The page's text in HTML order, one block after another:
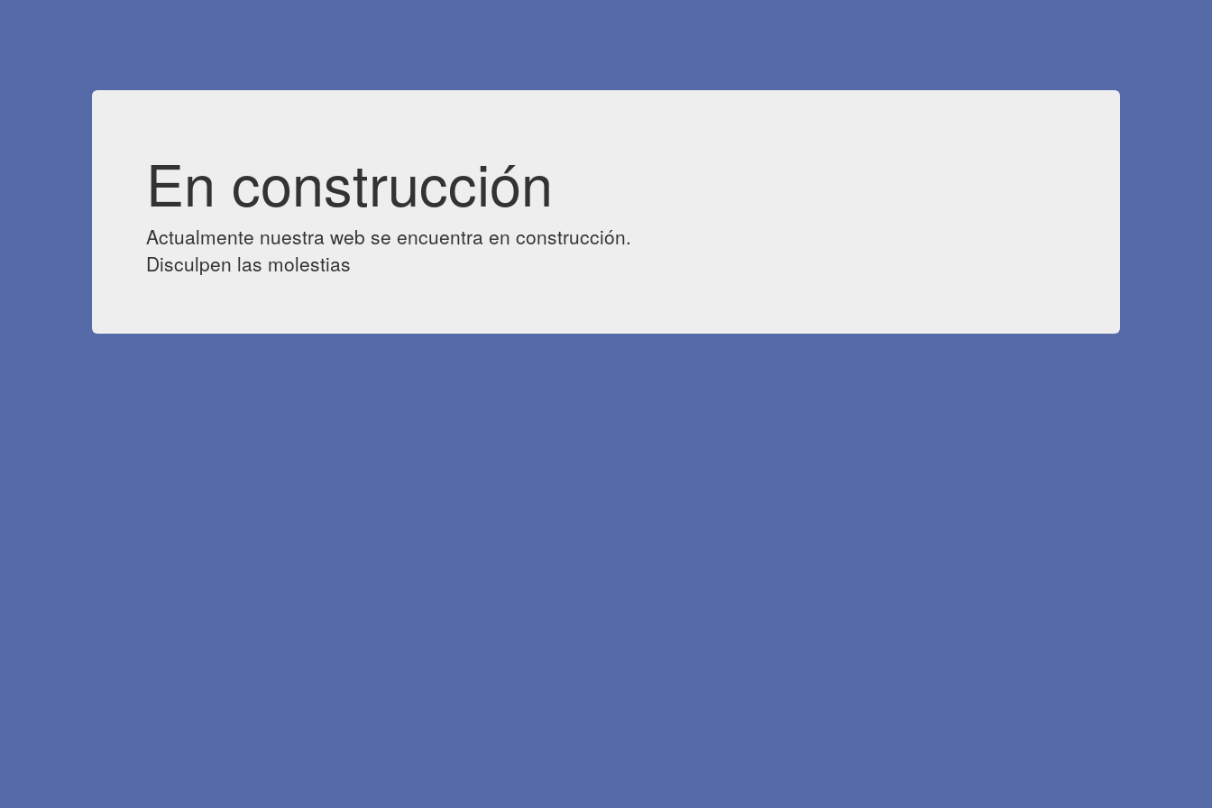
En construcción
Actualmente nuestra web se encuentra en construcción.
Disculpen las molestias